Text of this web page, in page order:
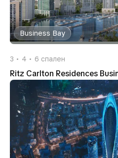
Business Bay
3 4 6 спален
Ritz Carlton Residences